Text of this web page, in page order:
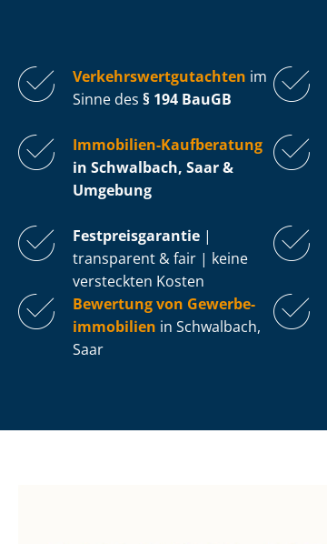
Ver­kehrs­wert­gut­ach­ten im
Sinne des § 194 BauGB
Immobilien-Kaufberatung
in Schwalbach, Saar &
Umgebung
Fest­preis­ga­ran­tie |
transparent & fair | keine
versteckten Kosten
Bewertung von Ge­wer­be­
im­mo­bi­li­en in Schwalbach,
Saar